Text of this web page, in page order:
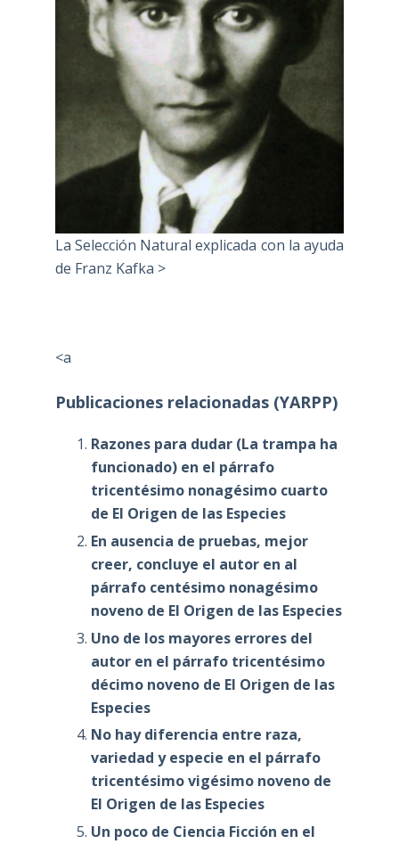
La Selección Natural explicada con la ayuda
de Franz Kafka >
<a
Publicaciones relacionadas (YARPP)
Razones para dudar (La trampa ha
funcionado) en el párrafo
tricentésimo nonagésimo cuarto
de El Origen de las Especies
En ausencia de pruebas, mejor
creer, concluye el autor en al
párrafo centésimo nonagésimo
noveno de El Origen de las Especies
Uno de los mayores errores del
autor en el párrafo tricentésimo
décimo noveno de El Origen de las
Especies
No hay diferencia entre raza,
variedad y especie en el párrafo
tricentésimo vigésimo noveno de
El Origen de las Especies
Un poco de Ciencia Ficción en el